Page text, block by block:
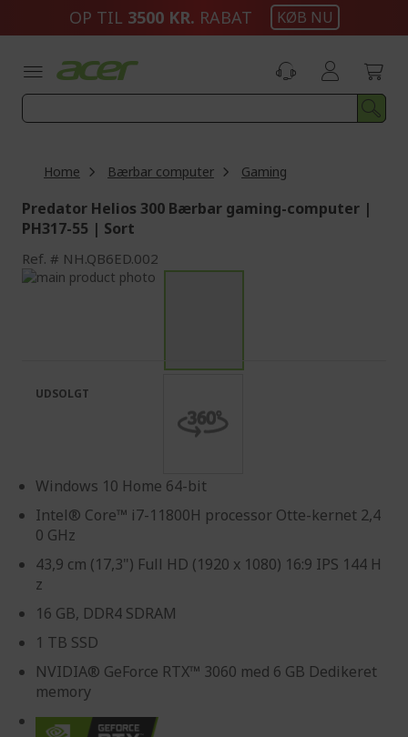
OP TIL 3500 KR. RABAT KØB NU
Home Bærbar computer Gaming
Predator Helios 300 Bærbar gaming-computer |
PH317-55 | Sort
Ref. NH.QB6ED.002
Skip
images
gallery
the
images
Windows 10 Home 64-bit
Intel® Core™ i7-11800H processor Otte-kernet 2,4
0 GHz
43,9 cm (17,3") Full HD (1920 x 1080) 16:9 IPS 144 H
z
16 GB, DDR4 SDRAM
1 TB SSD
NVIDIA® GeForce RTX™ 3060 med 6 GB Dedikeret
memory
UDSOLGT